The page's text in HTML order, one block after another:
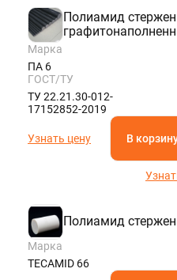
Полиамид
Марка
ПА 6
ГОСТ/ТУ
ТУ 22.21.30-012-
17152852-2019
Узнать цену В
Полиамид
Марка
TECAMID 66